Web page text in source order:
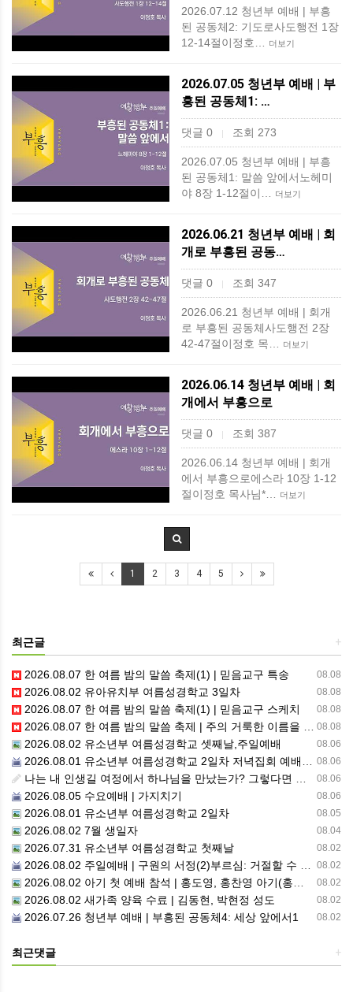
2026.07.12 청년부 예배 | 부흥
된 공동체2: 기도로사도행전 1장
12-14절이정호…
더보기
2026.07.05 청년부 예배 | 부
흥된 공동체1: …
댓글 0 | 조회 273
2026.07.05 청년부 예배 | 부흥
된 공동체1: 말씀 앞에서노헤미
야 8장 1-12절이…
더보기
2026.06.21 청년부 예배 | 회
개로 부흥된 공동…
댓글 0 | 조회 347
2026.06.21 청년부 예배 | 회개
로 부흥된 공동체사도행전 2장
42-47절이정호 목…
더보기
2026.06.14 청년부 예배 | 회
개에서 부흥으로
댓글 0 | 조회 387
2026.06.14 청년부 예배 | 회개
에서 부흥으로에스라 10장 1-12
절이정호 목사님*…
더보기
1 2 3 4 5
+
최근글
08.08
2026.08.07 한 여름 밤의 말씀 축제(1) | 믿음교구 특송
08.08
2026.08.02 유아유치부 여름성경학교 3일차
08.08
2026.08.07 한 여름 밤의 말씀 축제(1) | 믿음교구 스케치
08.08
2026.08.07 한 여름 밤의 말씀 축제 | 주의 거룩한 이름을 위하여 기도합시다
08.06
2026.08.02 유소년부 여름성경학교 셋째날,주일예배
08.06
2026.08.01 유소년부 여름성경학교 2일차 저녁집회 예배 실황
08.06
나는 내 인생길 여정에서 하나님을 만났는가? 그렇다면 나의 삶은 어떠한가? 자신을 돌아 봅니다.
08.06
2026.08.05 수요예배 | 가지치기
08.05
2026.08.01 유소년부 여름성경학교 2일차
08.04
2026.08.02 7월 생일자
08.02
2026.07.31 유소년부 여름성경학교 첫째날
08.02
2026.08.02 주일예배 | 구원의 서정(2)부르심: 거절할 수 없는 은혜의 시작
08.02
2026.08.02 아기 첫 예배 참석 | 홍도영, 홍찬영 아기(홍석진, 임자현 집사 가정)
08.02
2026.08.02 새가족 양육 수료 | 김동현, 박현정 성도
08.02
2026.07.26 청년부 예배 | 부흥된 공동체4: 세상 앞에서1
+
최근댓글